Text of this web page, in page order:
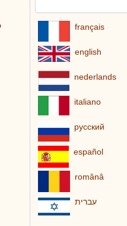
français
english
nederlands
italiano
pусский
español
românâ
עברית